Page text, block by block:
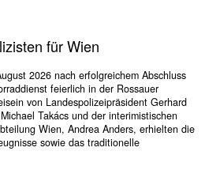
für Wien
2026 nach erfolgreichem Abschluss
feierlich in der Rossauer
von Landespolizeipräsident Gerhard
Takács und der interimistischen
Wien, Andrea Anders, erhielten die
sowie das traditionelle